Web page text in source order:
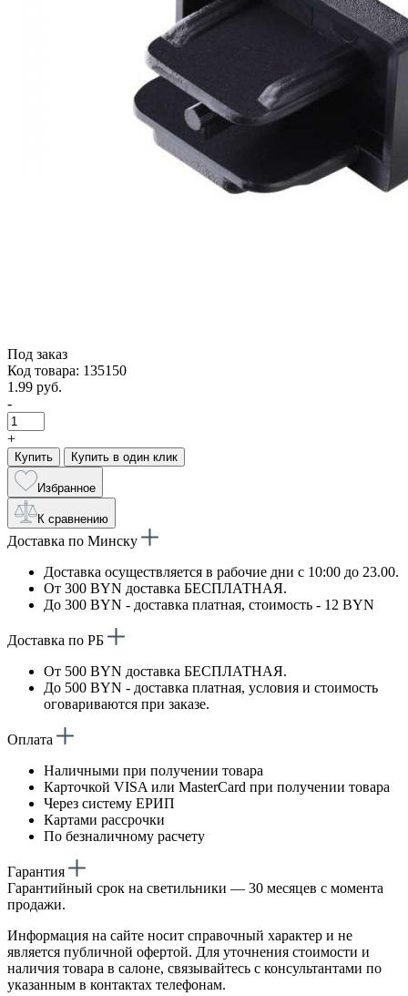
Под заказ
Код товара: 135150
1.99 руб.
-
+
Купить Купить в один клик
Избранное
К сравнению
Доставка по Минску
Доставка осуществляется в рабочие дни с 10:00 до 23.00.
От 300 BYN доставка БЕСПЛАТНАЯ.
До 300 BYN - доставка платная, стоимость - 12 BYN
Доставка по РБ
От 500 BYN доставка БЕСПЛАТНАЯ.
До 500 BYN - доставка платная, условия и стоимость
оговариваются при заказе.
Оплата
Наличными при получении товара
Карточкой VISA или MasterCard при получении товара
Через систему ЕРИП
Картами рассрочки
По безналичному расчету
Гарантия
Гарантийный срок на светильники — 30 месяцев с момента
продажи.
Информация на сайте носит справочный характер и не
является публичной офертой. Для уточнения стоимости и
наличия товара в салоне, связывайтесь с консультантами по
указанным в контактах телефонам.